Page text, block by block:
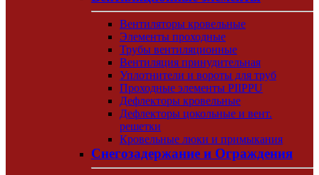
Вентиляторы кровельные
Элементы проходные
Трубы вентиляционные
Вентиляция принудительная
Уплотнители и вороты для труб
Проходные элементы PIIPPU
Дефлекторы кровельные
Дефлекторы цокольные и вент.
решетки
Кровельные люки и примыкания
Снегозадержание и Ограждения